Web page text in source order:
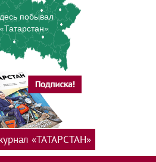
побывал
«Татарстан»
«ТАТАРСТАН»